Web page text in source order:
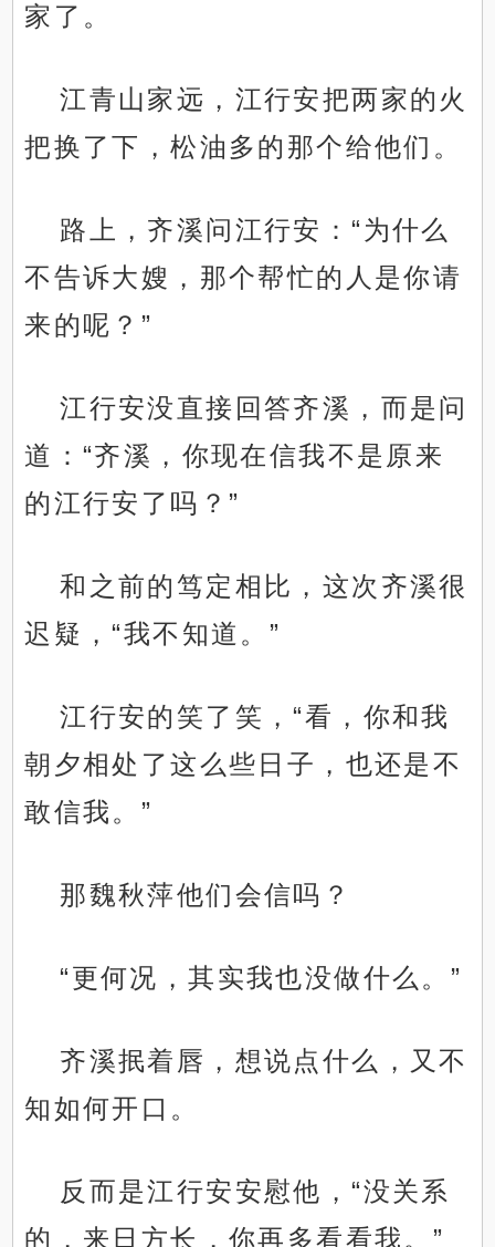
家了。
江青山家远，江行安把两家的火
把换了下，松油多的那个给他们。
路上，齐溪问江行安：“为什么
不告诉大嫂，那个帮忙的人是你请
来的呢？”
江行安没直接回答齐溪，而是问
道：“齐溪，你现在信我不是原来
的江行安了吗？”
和之前的笃定相比，这次齐溪很
迟疑，“我不知道。”
江行安的笑了笑，“看，你和我
朝夕相处了这么些日子，也还是不
敢信我。”
那魏秋萍他们会信吗？
“更何况，其实我也没做什么。”
齐溪抿着唇，想说点什么，又不
知如何开口。
反而是江行安安慰他，“没关系
的，来日方长，你再多看看我。”